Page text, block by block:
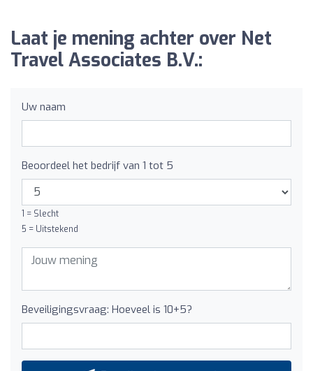
Laat je mening achter over Net
Travel Associates B.V.:
Uw naam
Beoordeel het bedrijf van 1 tot 5
1 = Slecht
5 = Uitstekend
Beveiligingsvraag: Hoeveel is 10+5?